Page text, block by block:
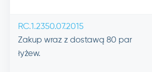
RC.1.2350.07.2015
Zakup wraz z dostawą 80 par
łyżew.